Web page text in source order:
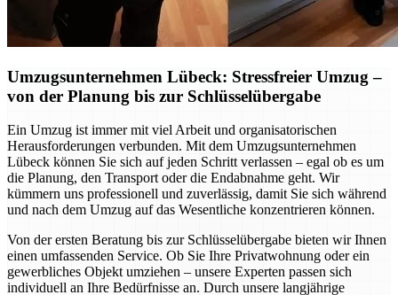
Umzugsunternehmen Lübeck: Stressfreier Umzug –
von der Planung bis zur Schlüsselübergabe
Ein Umzug ist immer mit viel Arbeit und organisatorischen
Herausforderungen verbunden. Mit dem Umzugsunternehmen
Lübeck können Sie sich auf jeden Schritt verlassen – egal ob es um
die Planung, den Transport oder die Endabnahme geht. Wir
kümmern uns professionell und zuverlässig, damit Sie sich während
und nach dem Umzug auf das Wesentliche konzentrieren können.
Von der ersten Beratung bis zur Schlüsselübergabe bieten wir Ihnen
einen umfassenden Service. Ob Sie Ihre Privatwohnung oder ein
gewerbliches Objekt umziehen – unsere Experten passen sich
individuell an Ihre Bedürfnisse an. Durch unsere langjährige